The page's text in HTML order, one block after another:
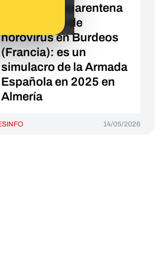
crucero en cuarentena
por un brote de
norovirus en Burdeos
(Francia): es un
simulacro de la Armada
Española en 2025 en
Almería
14/05/2026